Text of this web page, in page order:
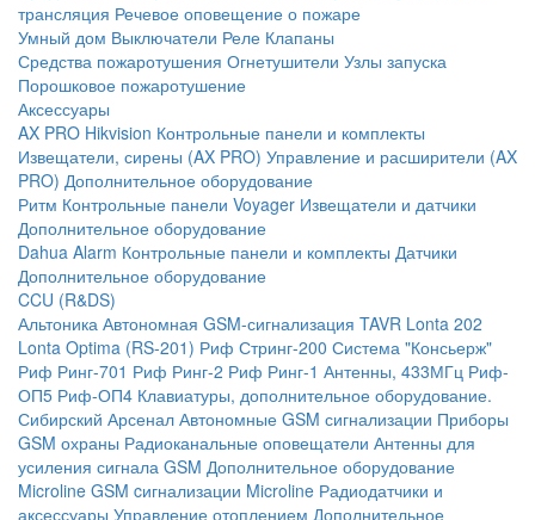
трансляция Речевое оповещение о пожаре
Умный дом Выключатели Реле Клапаны
Средства пожаротушения Огнетушители Узлы запуска
Порошковое пожаротушение
Аксессуары
AX PRO Hikvision Контрольные панели и комплекты
Извещатели, сирены (AX PRO) Управление и расширители (AX
PRO) Дополнительное оборудование
Ритм Контрольные панели Voyager Извещатели и датчики
Дополнительное оборудование
Dahua Alarm Контрольные панели и комплекты Датчики
Дополнительное оборудование
CCU (R&DS)
Альтоника Автономная GSM-сигнализация TAVR Lonta 202
Lonta Optima (RS-201) Риф Стринг-200 Система "Консьерж"
Риф Ринг-701 Риф Ринг-2 Риф Ринг-1 Антенны, 433МГц Риф-
ОП5 Риф-ОП4 Клавиатуры, дополнительное оборудование.
Сибирский Арсенал Автономные GSM сигнализации Приборы
GSM охраны Радиоканальные оповещатели Антенны для
усиления сигнала GSM Дополнительное оборудование
Microline GSM cигнализации Microline Радиодатчики и
аксессуары Управление отоплением Дополнительное